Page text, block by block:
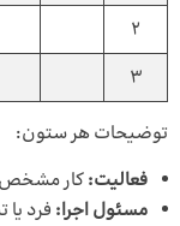
2
3
توضیحات هر ستون:
فعالیت:کار مشخص
مسئول اجرا: فرد